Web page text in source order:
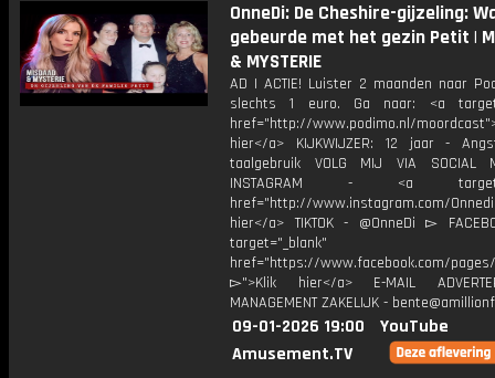
OnneDi: De Cheshire-gijzeling:
gebeurde met het gezin Petit |
& MYSTERIE
AD | ACTIE! Luister 2 maanden naar
slechts 1 euro. Ga naar: <a
href="http://www.podimo.nl/
hier</a> KIJKWIJZER: 12 jaar -
taalgebruik VOLG MIJ VIA SOCIAL
INSTAGRAM - <a
href="http://www.instagram.com/
hier</a> TIKTOK - @OnneDi ▻
target="_blank"
href="https://www.facebook.com/pages/
▻">Klik hier</a> E-MAIL
MANAGEMENT ZAKELIJK -
09-01-2026 19:00
YouTube
Amusement.TV